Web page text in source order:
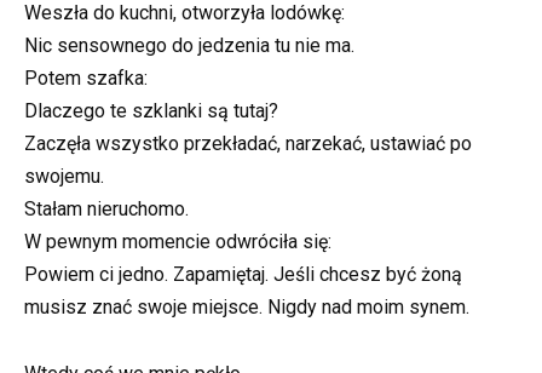
Weszła do kuchni, otworzyła lodówkę:
Nic sensownego do jedzenia tu nie ma.
Potem szafka:
Dlaczego te szklanki są tutaj?
Zaczęła wszystko przekładać, narzekać, ustawiać po
swojemu.
Stałam nieruchomo.
W pewnym momencie odwróciła się:
Powiem ci jedno. Zapamiętaj. Jeśli chcesz być żoną
musisz znać swoje miejsce. Nigdy nad moim synem.